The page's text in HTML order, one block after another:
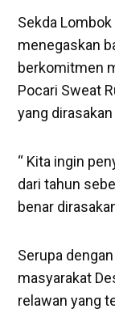
Sekda Lombok
menegaskan
berkomitmen
Pocari Sweat
yang
“ Kita ingin
dari tahun
benar
Serupa
masyarakat
relawan yang